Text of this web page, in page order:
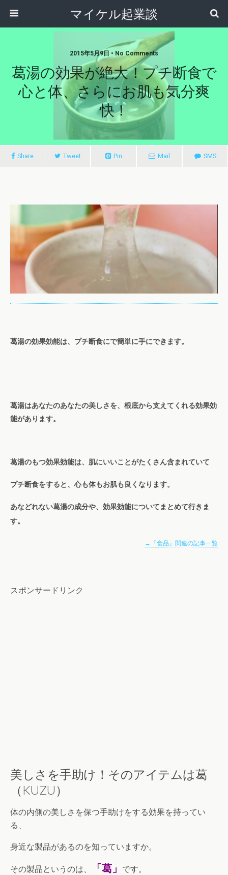
マイケル起業談
2015年5月9日 • No Comments
葛湯の効果が絶大！プチ断食で
心と体、さらにお肌も気分爽
快！
Share Tweet Pin Mail SMS
葛湯の効果効能は、 プチ断食にで簡単に手にできます。
葛湯はあなたのあなたの美しさを、根底から支えてくれる効果効
能があります。
葛湯のもつ効果効能は、肌にいいことがたくさん含まれていて
プチ断食をすると、心も体もお肌も良くなります。
あなどれない葛湯の成分や、効果効能についてまとめて行きま
す。
→『食品』関連の記事一覧
スポンサードリンク
美しさを手助け！そのアイテムは葛
（KUZU）
体の内側の美しさを保つ手助けをする効果を持ってい
る、
身近な製品があるのを知っていますか。
その製品というのは、 「葛」 です。